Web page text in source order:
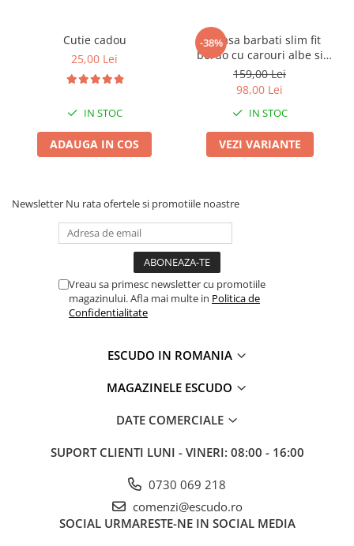
Cutie cadou
25,00 Lei
IN STOC
ADAUGA IN COS
-38%
Camasa barbati slim fit
bordo cu carouri albe si
bleumarin
159,00 Lei
98,00 Lei
IN STOC
VEZI VARIANTE
Newsletter Nu rata ofertele si promotiile noastre
Vreau sa primesc newsletter cu promotiile
magazinului. Afla mai multe in Politica de
Confidentialitate
ESCUDO IN ROMANIA
MAGAZINELE ESCUDO
DATE COMERCIALE
SUPORT CLIENTI LUNI - VINERI: 08:00 - 16:00
0730 069 218
comenzi@escudo.ro
SOCIAL URMARESTE-NE IN SOCIAL MEDIA